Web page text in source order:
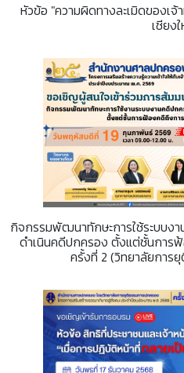
หัวข้อ "ความผิดทางละเมิดของเ
เชียง
กิจกรรมพัฒนาทักษะการใช้ระบบง
ดำเนินคดีปกครอง ตั้งแต่ชั้นการ
ครั้งที่ 2 (วิทยาลัยการ